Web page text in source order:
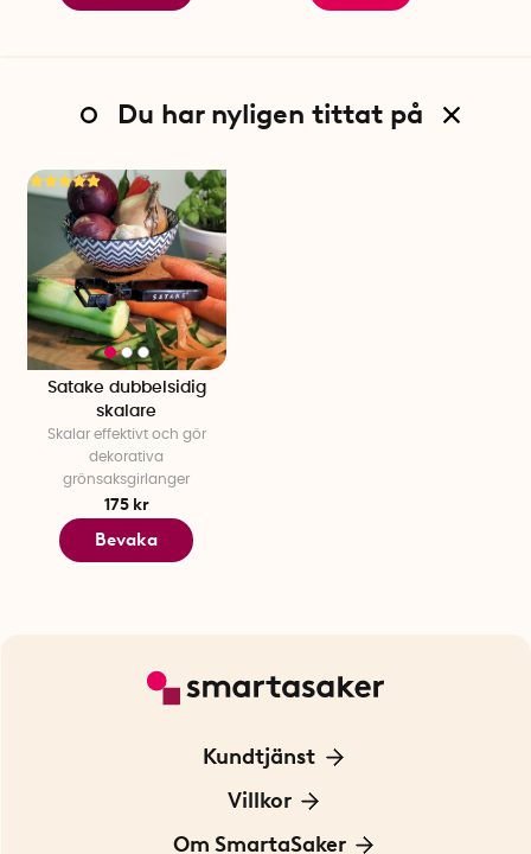
Du har nyligen tittat på
Satake dubbelsidig
skalare
Skalar effektivt och gör
dekorativa
grönsaksgirlanger
175 kr
Bevaka
Kundtjänst
Kontakta oss
För Företag
Villkor
Frakt och leverans
Om SmartaSaker